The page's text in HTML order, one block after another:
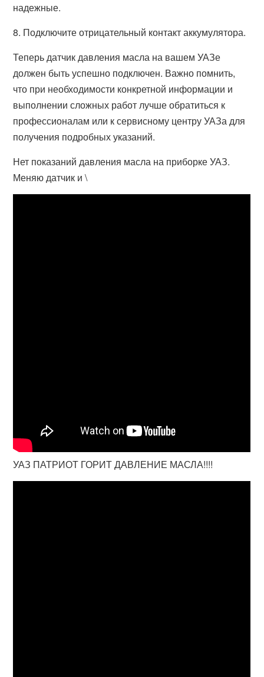
надежные.
8. Подключите отрицательный контакт аккумулятора.
Теперь датчик давления масла на вашем УАЗе
должен быть успешно подключен. Важно помнить,
что при необходимости конкретной информации и
выполнении сложных работ лучше обратиться к
профессионалам или к сервисному центру УАЗа для
получения подробных указаний.
Нет показаний давления масла на приборке УАЗ.
Меняю датчик и \
УАЗ ПАТРИОТ ГОРИТ ДАВЛЕНИЕ МАСЛА!!!!